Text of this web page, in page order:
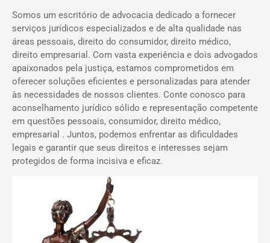
Somos um escritório de advocacia dedicado a fornecer
serviços jurídicos especializados e de alta qualidade nas
áreas pessoais, direito do consumidor, direito médico,
direito empresarial. Com vasta experiência e dois advogados
apaixonados pela justiça, estamos comprometidos em
oferecer soluções eficientes e personalizadas para atender
às necessidades de nossos clientes. Conte conosco para
aconselhamento jurídico sólido e representação competente
em questões pessoais, consumidor, direito médico,
empresarial . Juntos, podemos enfrentar as dificuldades
legais e garantir que seus direitos e interesses sejam
protegidos de forma incisiva e eficaz.